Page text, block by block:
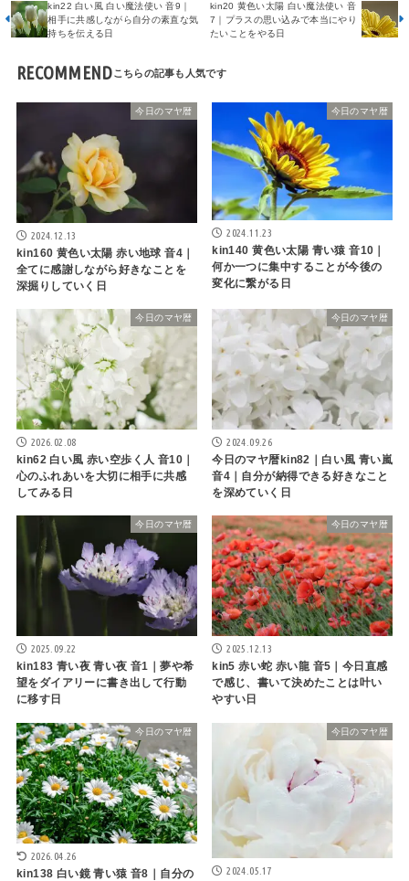
kin22 白い風 白い魔法使い 音9｜
相手に共感しながら自分の素直な気
持ちを伝える日
kin20 黄色い太陽 白い魔法使い 音
7｜プラスの思い込みで本当にやり
たいことをやる日
RECOMMEND
今日のマヤ暦
2024.12.13
kin160 黄色い太陽 赤い地球 音4｜
全てに感謝しながら好きなことを
深掘りしていく日
今日のマヤ暦
2024.11.23
kin140 黄色い太陽 青い猿 音10｜
何か一つに集中することが今後の
変化に繋がる日
今日のマヤ暦
2026.02.08
kin62 白い風 赤い空歩く人 音10｜
心のふれあいを大切に相手に共感
してみる日
今日のマヤ暦
2024.09.26
今日のマヤ暦kin82｜白い風 青い嵐
音4｜自分が納得できる好きなこと
を深めていく日
今日のマヤ暦
2025.09.22
kin183 青い夜 青い夜 音1｜夢や希
望をダイアリーに書き出して行動
に移す日
今日のマヤ暦
2025.12.13
kin5 赤い蛇 赤い龍 音5｜今日直感
で感じ、書いて決めたことは叶い
やすい日
今日のマヤ暦
2026.04.26
kin138 白い鏡 青い猿 音8｜自分の
今日のマヤ暦
2024.05.17